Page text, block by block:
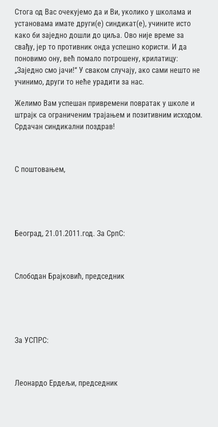
Стога од Вас очекујемо да и Ви, уколико у школама и
установама имате други(е) синдикат(е), учините исто
како би заједно дошли до циља. Ово није време за
свађу, јер то противник онда успешно користи. И да
поновимо ону, већ помало потрошену, крилатицу:
„Заједно смо јачи!“ У сваком случају, ако сами нешто не
учинимо, други то неће урадити за нас.
Желимо Вам успешан привремени повратак у школе и
штрајк са ограниченим трајањем и позитивним исходом.
Срдачан синдикални поздрав!
С поштовањем,
Београд, 21.01.2011.год. За СрпС:
Слободан Брајковић, председник
За УСПРС:
Леонардо Ердељи, председник